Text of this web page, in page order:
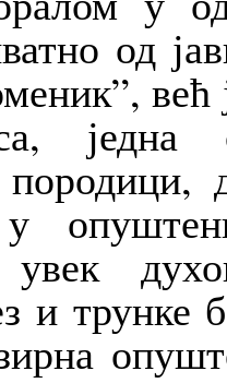
од
једна
у
увек
и трунке